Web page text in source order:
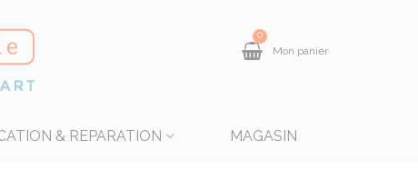
0
Mon panier
& REPARATION MAGASIN